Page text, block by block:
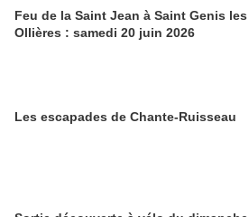
Feu de la Saint Jean à Saint Genis les
Ollières : samedi 20 juin 2026
Les escapades de Chante-Ruisseau